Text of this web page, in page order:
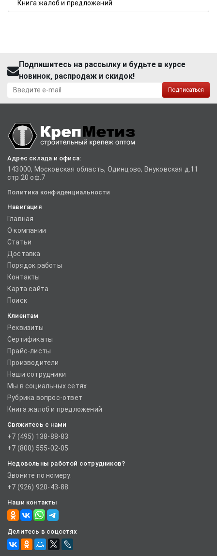
Книга жалоб и предложений
Подпишитесь на рассылку и будьте в курсе
новинок, распродаж и скидок!
Подписаться
Адрес склада и офиса:
143000, Московская область, Одинцово, Внуковская д.11
стр.20 оф.7
Политика конфиденциальности
Навигация
Главная
О компании
Статьи
Доставка
Порядок работы
Контакты
Карта сайта
Поиск
Клиентам
Реквизиты
Сертификаты
Прайс-листы
Производители
Наши сотрудники
Мы в социальных сетях
Рубрика вопрос-ответ
Книга жалоб и предложений
Свяжитесь с нами
+7 (495) 138-88-83
+7 (800) 555-02-05
Недовольны работой сотрудников?
Звоните по номеру:
+7 (926) 920-43-88
Наши контакты
Делитесь в соцсетях